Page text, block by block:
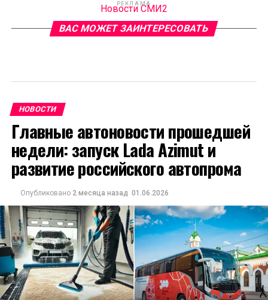
РЕКЛАМА
Новости СМИ2
ВАС МОЖЕТ ЗАИНТЕРЕСОВАТЬ
НОВОСТИ
Главные автоновости прошедшей
недели: запуск Lada Azimut и
развитие российского автопрома
Опубликовано 2 месяца назад 01.06.2026